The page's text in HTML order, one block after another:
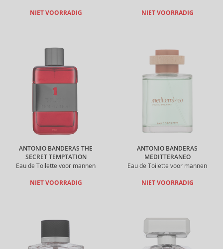
NIET VOORRADIG NIET VOORRADIG
ANTONIO BANDERAS THE
SECRET TEMPTATION
Eau de Toilette voor mannen
NIET VOORRADIG
ANTONIO BANDERAS
MEDITTERANEO
Eau de Toilette voor mannen
NIET VOORRADIG